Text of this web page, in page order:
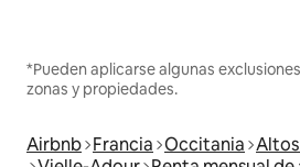
*Pueden aplicarse algunas
zonas y propiedades.
Airbnb Francia Occitania